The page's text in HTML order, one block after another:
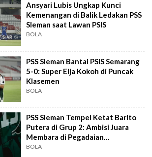
Ansyari Lubis Ungkap Kunci
Kemenangan di Balik Ledakan PSS
Sleman saat Lawan PSIS
BOLA
PSS Sleman Bantai PSIS Semarang
5-0: Super Elja Kokoh di Puncak
Klasemen
BOLA
PSS Sleman Tempel Ketat Barito
Putera di Grup 2: Ambisi Juara
Membara di Pegadaian
Championship 2026
BOLA